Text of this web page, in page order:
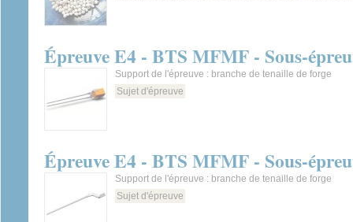
Épreuve E4 - BTS MFMF - Sous-
Support de l'épreuve : branche de tenaille de forge
Sujet d'épreuve
Épreuve E4 - BTS MFMF - Sous-
Support de l'épreuve : branche de tenaille de forge
Sujet d'épreuve